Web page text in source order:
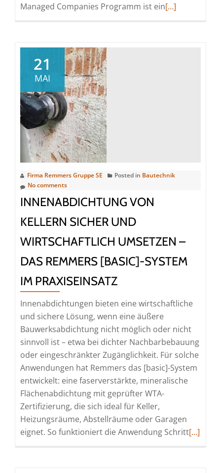
Managed Companies Programm ist einRead
[…]
21
MAI
Firma Remmers Gruppe SE Posted in Bautechnik
No comments
INNENABDICHTUNG VON
KELLERN SICHER UND
WIRTSCHAFTLICH UMSETZEN –
DAS REMMERS [BASIC]-SYSTEM
IM PRAXISEINSATZ
Innenabdichtungen bieten eine wirtschaftliche
und sichere Lösung, wenn eine äußere
Bauwerksabdichtung nicht möglich oder nicht
sinnvoll ist – etwa bei dichter Nachbarbebauung
oder eingeschränkter Zugänglichkeit. Für solche
Anwendungen hat Remmers das [basic]-System
entwickelt: eine faserverstärkte, mineralische
Flächenabdichtung mit geprüfter WTA-
Zertifizierung, die sich ideal für Keller,
Heizungsräume, Abstellräume oder Garagen
eignet. So funktioniert die Anwendung SchrittRead
[…]